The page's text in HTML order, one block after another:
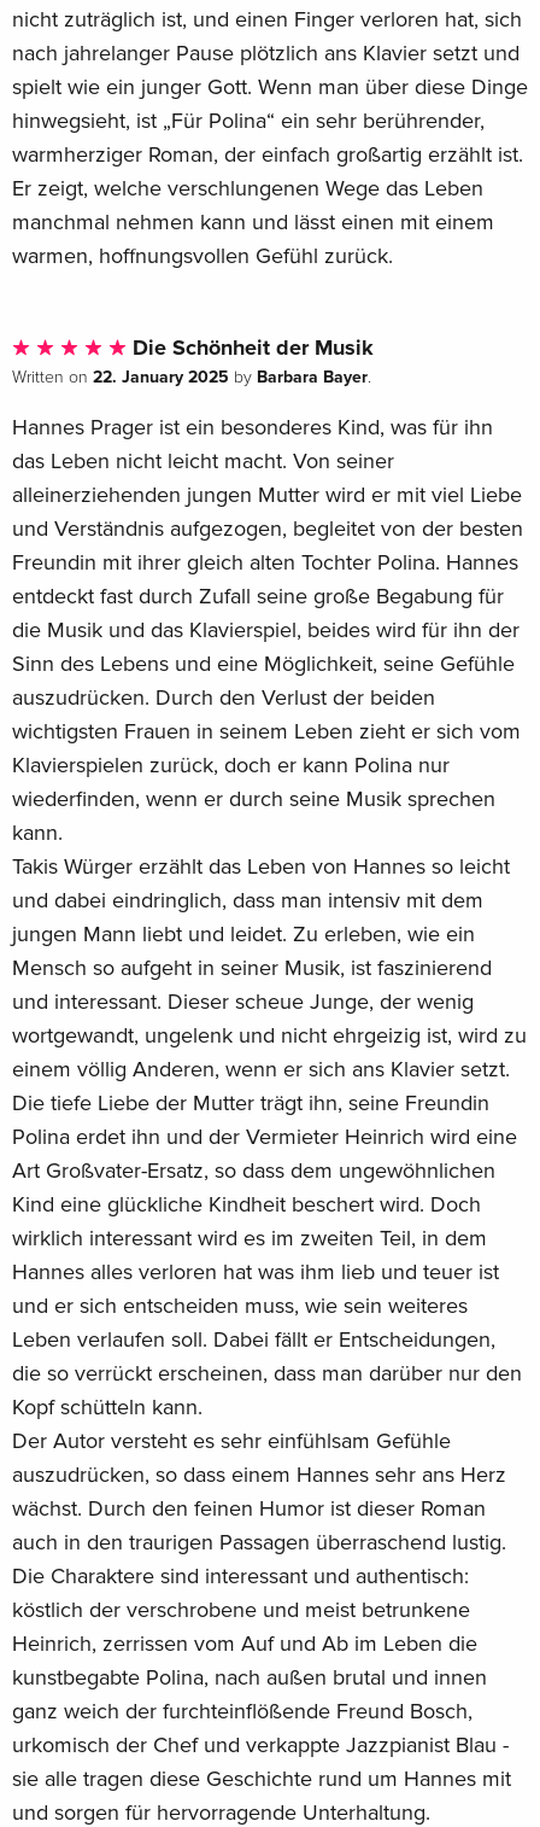
nicht zuträglich ist, und einen Finger verloren hat, sich
nach jahrelanger Pause plötzlich ans Klavier setzt und
spielt wie ein junger Gott. Wenn man über diese Dinge
hinwegsieht, ist „Für Polina“ ein sehr berührender,
warmherziger Roman, der einfach großartig erzählt ist.
Er zeigt, welche verschlungenen Wege das Leben
manchmal nehmen kann und lässt einen mit einem
warmen, hoffnungsvollen Gefühl zurück.
Die Schönheit der Musik
Written on 22. January 2025 by Barbara Bayer.
Hannes Prager ist ein besonderes Kind, was für ihn
das Leben nicht leicht macht. Von seiner
alleinerziehenden jungen Mutter wird er mit viel Liebe
und Verständnis aufgezogen, begleitet von der besten
Freundin mit ihrer gleich alten Tochter Polina. Hannes
entdeckt fast durch Zufall seine große Begabung für
die Musik und das Klavierspiel, beides wird für ihn der
Sinn des Lebens und eine Möglichkeit, seine Gefühle
auszudrücken. Durch den Verlust der beiden
wichtigsten Frauen in seinem Leben zieht er sich vom
Klavierspielen zurück, doch er kann Polina nur
wiederfinden, wenn er durch seine Musik sprechen
kann.
Takis Würger erzählt das Leben von Hannes so leicht
und dabei eindringlich, dass man intensiv mit dem
jungen Mann liebt und leidet. Zu erleben, wie ein
Mensch so aufgeht in seiner Musik, ist faszinierend
und interessant. Dieser scheue Junge, der wenig
wortgewandt, ungelenk und nicht ehrgeizig ist, wird zu
einem völlig Anderen, wenn er sich ans Klavier setzt.
Die tiefe Liebe der Mutter trägt ihn, seine Freundin
Polina erdet ihn und der Vermieter Heinrich wird eine
Art Großvater-Ersatz, so dass dem ungewöhnlichen
Kind eine glückliche Kindheit beschert wird. Doch
wirklich interessant wird es im zweiten Teil, in dem
Hannes alles verloren hat was ihm lieb und teuer ist
und er sich entscheiden muss, wie sein weiteres
Leben verlaufen soll. Dabei fällt er Entscheidungen,
die so verrückt erscheinen, dass man darüber nur den
Kopf schütteln kann.
Der Autor versteht es sehr einfühlsam Gefühle
auszudrücken, so dass einem Hannes sehr ans Herz
wächst. Durch den feinen Humor ist dieser Roman
auch in den traurigen Passagen überraschend lustig.
Die Charaktere sind interessant und authentisch:
köstlich der verschrobene und meist betrunkene
Heinrich, zerrissen vom Auf und Ab im Leben die
kunstbegabte Polina, nach außen brutal und innen
ganz weich der furchteinflößende Freund Bosch,
urkomisch der Chef und verkappte Jazzpianist Blau -
sie alle tragen diese Geschichte rund um Hannes mit
und sorgen für hervorragende Unterhaltung.